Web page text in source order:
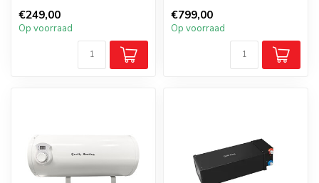
€249,00
Op voorraad
€799,00
Op voorraad